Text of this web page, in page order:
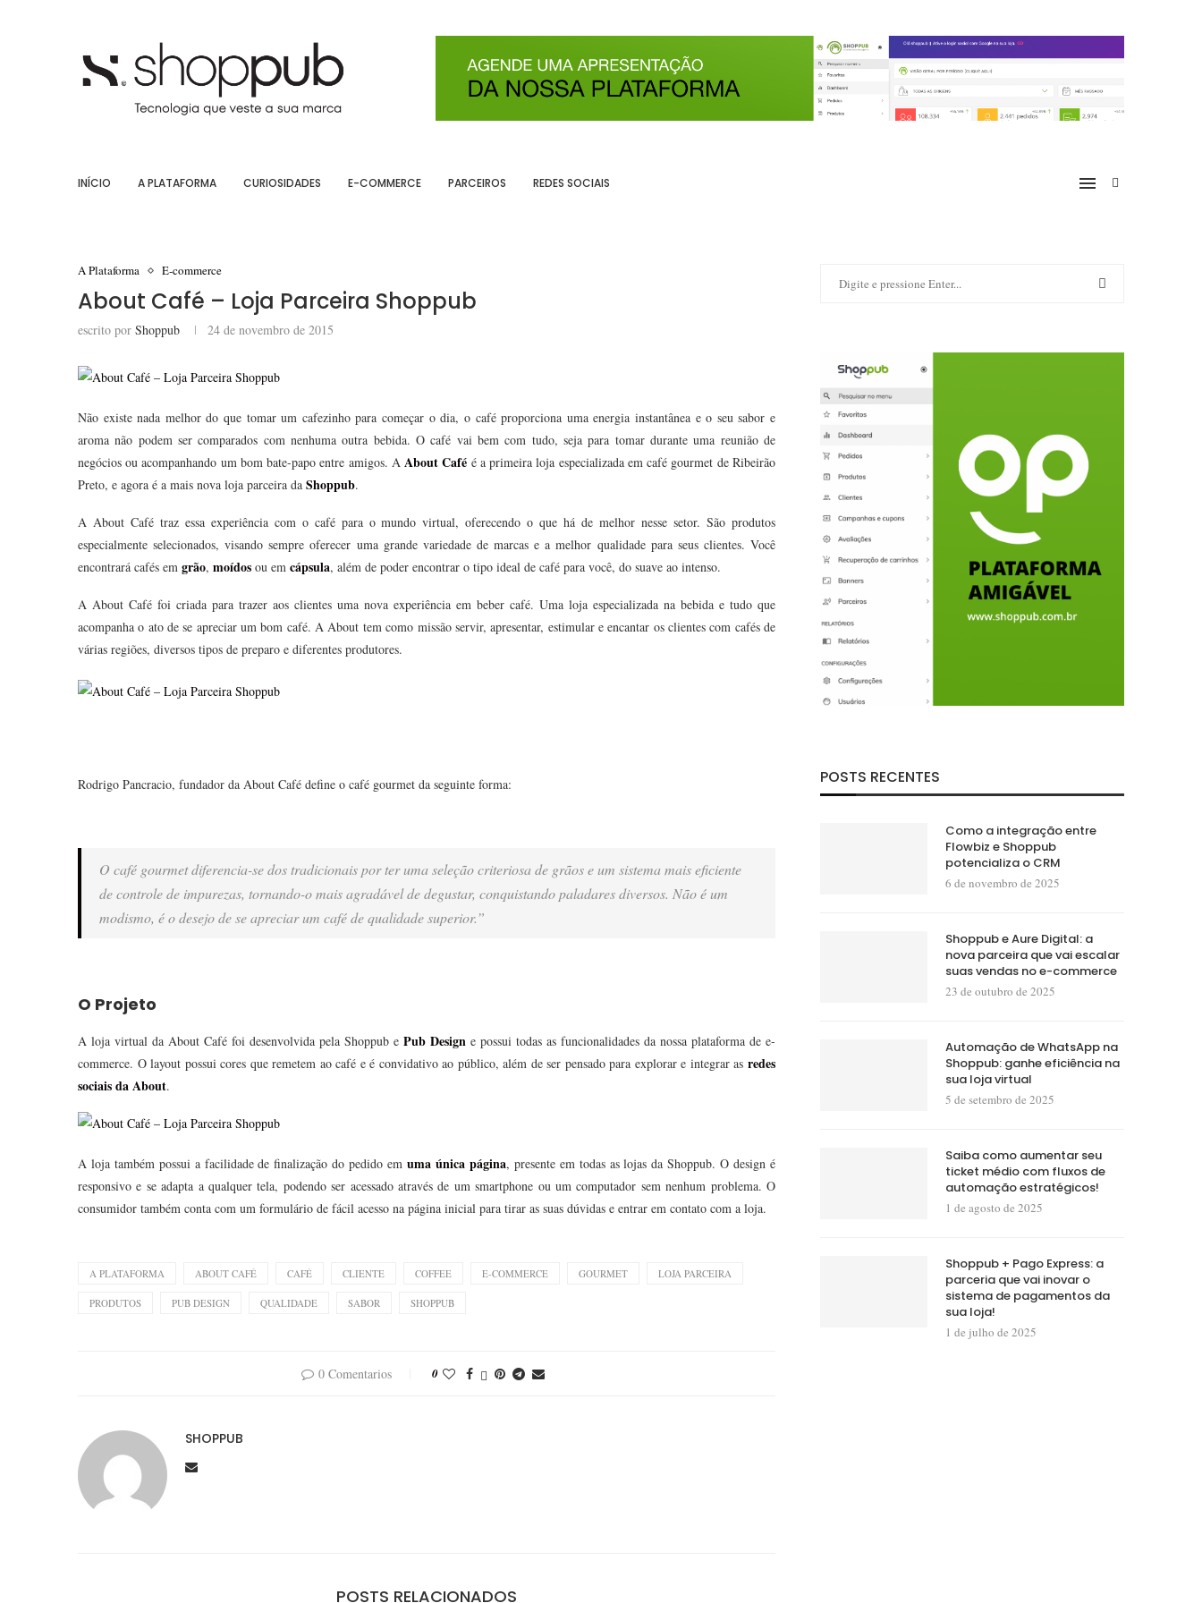
INÍCIO A PLATAFORMA CURIOSIDADES E-COMMERCE PARCEIROS REDES SOCIAIS
A Plataforma E-commerce
About Café – Loja Parceira Shoppub
escrito por Shoppub 24 de novembro de 2015
Não existe nada melhor do que tomar um cafezinho para começar o dia, o café proporciona uma energia instantânea e o seu sabor e
aroma não podem ser comparados com nenhuma outra bebida. O café vai bem com tudo, seja para tomar durante uma reunião de
negócios ou acompanhando um bom bate-papo entre amigos. AAbout Café é a primeira loja especializada em café gourmet de Ribeirão
Preto, e agora é a mais nova loja parceira da Shoppub.
A About Café traz essa experiência com o café para o mundo virtual, oferecendo o que há de melhor nesse setor. São produtos
especialmente selecionados, visando sempre oferecer uma grande variedade de marcas e a melhor qualidade para seus clientes. Você
encontrará cafés em grão, moídos ou em cápsula, além de poder encontrar o tipo ideal de café para você, do suave ao intenso.
A About Café foi criada para trazer aos clientes uma nova experiência em beber café. Uma loja especializada na bebida e tudo que
acompanha o ato de se apreciar um bom café. A About tem como missão servir, apresentar, estimular e encantar os clientes com cafés de
várias regiões, diversos tipos de preparo e diferentes produtores.
Rodrigo Pancracio, fundador da About Café define o café gourmet da seguinte forma:
O café gourmet diferencia-se dos tradicionais por ter uma seleção criteriosa de grãos e um sistema mais eficiente
de controle de impurezas, tornando-o mais agradável de degustar, conquistando paladares diversos. Não é um
modismo, é o desejo de se apreciar um café de qualidade superior.”
O Projeto
A loja virtual da About Café foi desenvolvida pela Shoppub e Pub Design e possui todas as funcionalidades da nossa plataforma de e-
commerce. O layout possui cores que remetem ao café e é convidativo ao público, além de ser pensado para explorar e integrar as redes
sociais da About.
A loja também possui a facilidade de finalização do pedido emuma única página, presente em todas as lojas da Shoppub. O design é
responsivo e se adapta a qualquer tela, podendo ser acessado através de um smartphone ou um computador sem nenhum problema. O
consumidor também conta com um formulário de fácil acesso na página inicial para tirar as suas dúvidas e entrar em contato com a loja.
A PLATAFORMA ABOUT CAFÉ CAFÉ CLIENTE COFFEE E-COMMERCE GOURMET LOJA PARCEIRA
PRODUTOS PUB DESIGN QUALIDADE SABOR SHOPPUB
0 Comentarios 0
SHOPPUB
POSTS RELACIONADOS
POSTS RECENTES
Como a integração entre
Flowbiz e Shoppub
potencializa o CRM
6 de novembro de 2025
Shoppub e Aure Digital: a
nova parceira que vai escalar
suas vendas no e-commerce
23 de outubro de 2025
Automação de WhatsApp na
Shoppub: ganhe eficiência na
sua loja virtual
5 de setembro de 2025
Saiba como aumentar seu
ticket médio com fluxos de
automação estratégicos!
1 de agosto de 2025
Shoppub + Pago Express: a
parceria que vai inovar o
sistema de pagamentos da
sua loja!
1 de julho de 2025